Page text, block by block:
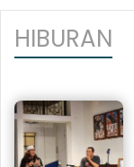
HIBURAN